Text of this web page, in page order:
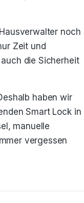
noch
Zeit und
die Sicherheit
haben wir
Smart Lock in
manuelle
vergessen